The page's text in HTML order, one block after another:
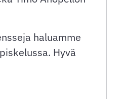
haluamme
Hyvä